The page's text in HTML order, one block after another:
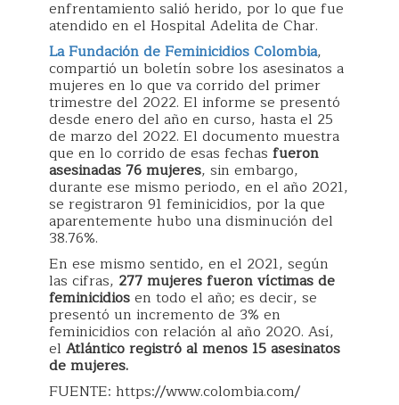
enfrentamiento salió herido, por lo que fue
atendido en el Hospital Adelita de Char.
La Fundación de Feminicidios Colombia,
compartió un boletín sobre los asesinatos a
mujeres en lo que va corrido del primer
trimestre del 2022. El informe se presentó
desde enero del año en curso, hasta el 25
de marzo del 2022. El documento muestra
que en lo corrido de esas fechas fueron
asesinadas 76 mujeres, sin embargo,
durante ese mismo periodo, en el año 2021,
se registraron 91 feminicidios, por la que
aparentemente hubo una disminución del
38.76%.
En ese mismo sentido, en el 2021, según
las cifras, 277 mujeres fueron víctimas de
feminicidiosen todo el año; es decir, se
presentó un incremento de 3% en
feminicidios con relación al año 2020. Así,
el Atlántico registró al menos 15 asesinatos
de mujeres.
FUENTE: https://www.colombia.com/